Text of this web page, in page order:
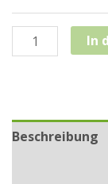
Eohippos
Flow
Unterstützung
für
In
Beschreibung